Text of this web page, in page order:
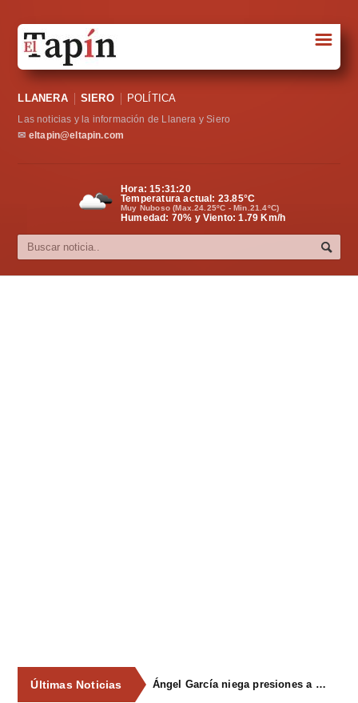
Sociedad
Política
Cultura
☰
LLANERA SIERO POLÍTICA
Las noticias y la información de Llanera y Siero
✉ eltapin@eltapin.com
Hora:15:31:21
Temperatura actual: 23.85°C
Muy Nuboso (Max.24.25ºC - Min.21.4ºC)
Humedad: 70% y Viento: 1.79 Km/h
Últimas Noticias Ángel García niega presiones a comercios y asegura que el Ayuntamiento cumple "de manera muy rigurosa" la Ley de Contratos